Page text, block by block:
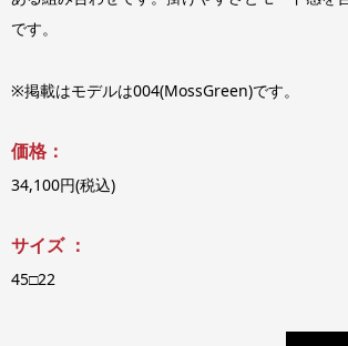
です。
※掲載はモデルは004(MossGreen)です。
価格：
34,100円(税込)
サイズ ：
45□22